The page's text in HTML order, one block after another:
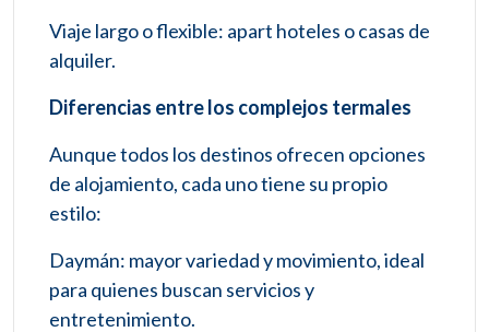
Viaje largo o flexible: apart hoteles o casas de
alquiler.
Diferencias entre los complejos termales
Aunque todos los destinos ofrecen opciones
de alojamiento, cada uno tiene su propio
estilo:
Daymán: mayor variedad y movimiento, ideal
para quienes buscan servicios y
entretenimiento.